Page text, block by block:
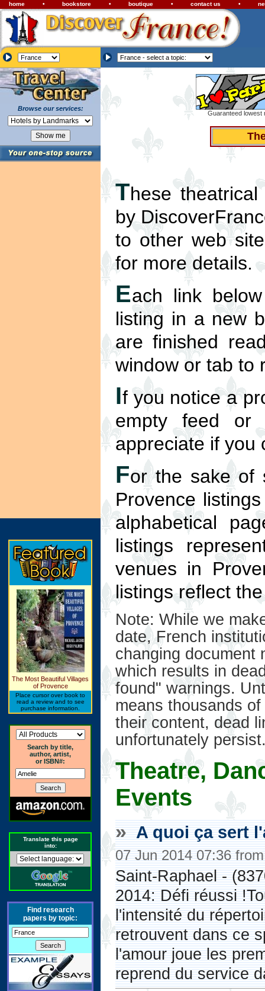
home • bookstore • boutique • contact us •
Browse our services:
The Most Beautiful Villages
of Provence
Place cursor over book to
read a review and to see
purchase information.
Search by title,
author, artist,
or ISBN#:
Translate this page
into:
Find research
papers by topic:
Guaranteed lowest
These
by
to other web
for more details.
Each link
listing in a new
are finished
window or tab to
If you notice a
empty feed or
appreciate if you
For the sake of
Provence
alphabetical
listings
venues in
listings reflect
Note: While we
date, French
changing
which results in
found" warnings.
means thousands
their content, dead
unfortunately
Theatre,
Events
» A quoi ça sert
07 Jun 2014 07:36
Saint-Raphael -
2014: Défi réussi
l'intensité du
retrouvent dans ce
l'amour joue les
reprend du service